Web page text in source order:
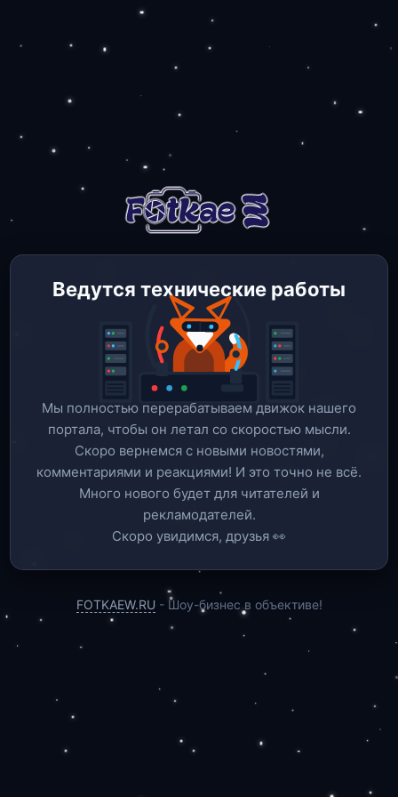
Ведутся технические работы
Мы полностью перерабатываем движок нашего
портала, чтобы он летал со скоростью мысли.
Скоро вернемся c новыми новостями,
комментариями и реакциями! И это точно не всё.
Много нового будет для читателей и
рекламодателей.
Скоро увидимся, друзья 👀
FOTKAEW.RU - Шоу-бизнес в объективе!